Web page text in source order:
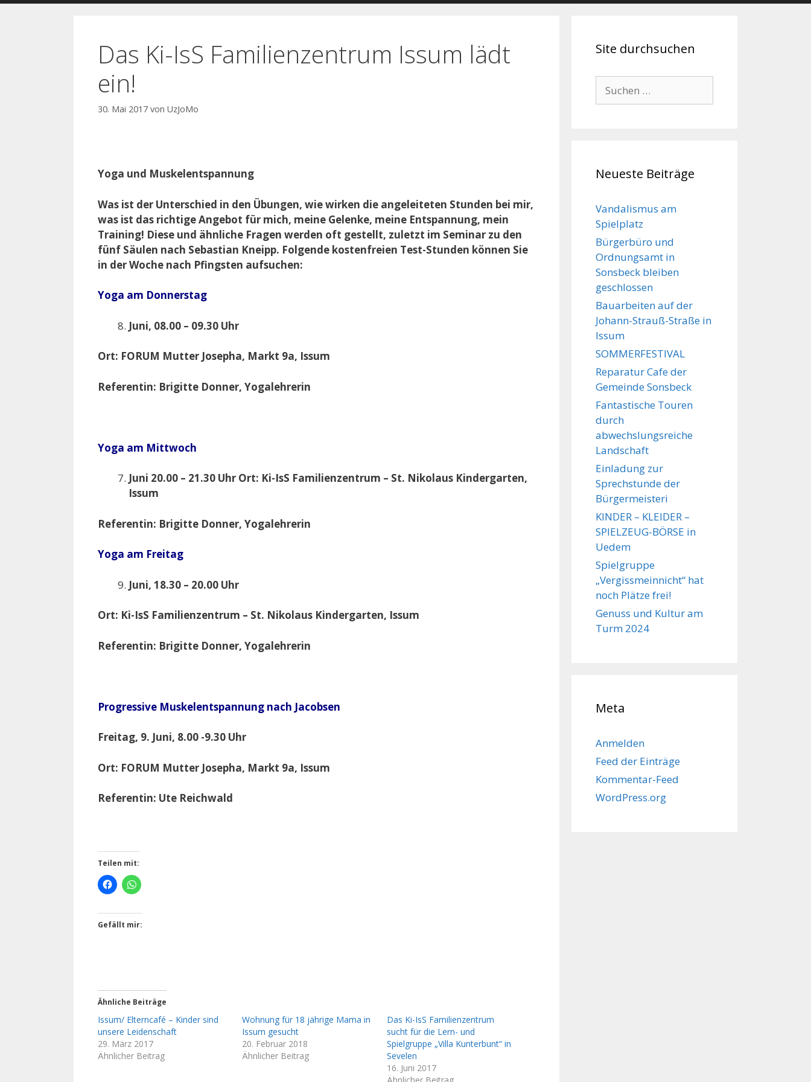
Das Ki-IsS Familienzentrum Issum lädt
ein!
30. Mai 2017 von UzJoMo
Yoga und Muskelentspannung
Was ist der Unterschied in den Übungen, wie wirken die angeleiteten Stunden bei mir,
was ist das richtige Angebot für mich, meine Gelenke, meine Entspannung, mein
Training! Diese und ähnliche Fragen werden oft gestellt, zuletzt im Seminar zu den
fünf Säulen nach Sebastian Kneipp. Folgende kostenfreien Test-Stunden können Sie
in der Woche nach Pfingsten aufsuchen:
Yoga am Donnerstag
Juni, 08.00 – 09.30 Uhr
Ort: FORUM Mutter Josepha, Markt 9a, Issum
Referentin: Brigitte Donner, Yogalehrerin
Yoga am Mittwoch
Juni 20.00 – 21.30 Uhr Ort: Ki-IsS Familienzentrum – St. Nikolaus Kindergarten,
Issum
Referentin: Brigitte Donner, Yogalehrerin
Yoga am Freitag
Juni, 18.30 – 20.00 Uhr
Ort: Ki-IsS Familienzentrum – St. Nikolaus Kindergarten, Issum
Referentin: Brigitte Donner, Yogalehrerin
Progressive Muskelentspannung nach Jacobsen
Freitag, 9. Juni, 8.00 -9.30 Uhr
Ort: FORUM Mutter Josepha, Markt 9a, Issum
Referentin: Ute Reichwald
Teilen mit:
Gefällt mir:
Ähnliche Beiträge
Issum/ Elterncafé – Kinder sind
unsere Leidenschaft
29. März 2017
Ähnlicher Beitrag
Wohnung für 18 jährige Mama in
Issum gesucht
20. Februar 2018
Ähnlicher Beitrag
Das Ki-IsS Familienzentrum
sucht für die Lern- und
Spielgruppe „Villa Kunterbunt“ in
Sevelen
16. Juni 2017
Site durchsuchen
nach:
Neueste Beiträge
Vandalismus am
Spielplatz
Bürgerbüro und
Ordnungsamt in
Sonsbeck bleiben
geschlossen
Bauarbeiten auf der
Johann-Strauß-Straße in
Issum
SOMMERFESTIVAL
Reparatur Cafe der
Gemeinde Sonsbeck
Fantastische Touren
durch
abwechslungsreiche
Landschaft
Einladung zur
Sprechstunde der
Bürgermeisteri
KINDER – KLEIDER –
SPIELZEUG-BÖRSE in
Uedem
Spielgruppe
„Vergissmeinnicht“ hat
noch Plätze frei!
Genuss und Kultur am
Turm 2024
Meta
Anmelden
Feed der Einträge
Kommentar-Feed
WordPress.org